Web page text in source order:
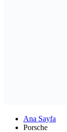
Ana Sayfa
Porsche